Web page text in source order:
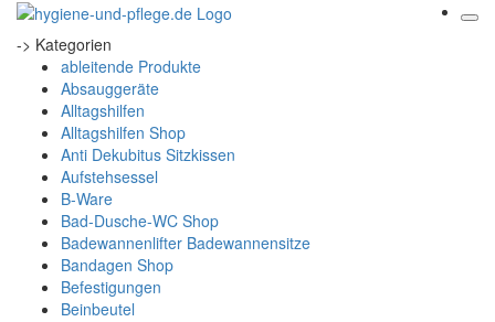
-> Kategorien
ableitende Produkte
Absauggeräte
Alltagshilfen
Alltagshilfen Shop
Anti Dekubitus Sitzkissen
Aufstehsessel
B-Ware
Bad-Dusche-WC Shop
Badewannenlifter Badewannensitze
Bandagen Shop
Befestigungen
Beinbeutel